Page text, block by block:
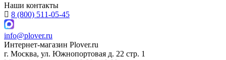
Наши контакты
8 (800) 511-05-45
info@plover.ru
Интернет-магазин Plover.ru
г. Москва, ул. Южнопортовая д. 22 стр. 1